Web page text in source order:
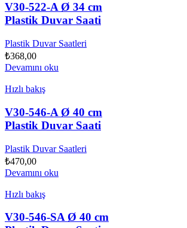
V30-522-A Ø 34 cm
Plastik Duvar Saati
Plastik Duvar Saatleri
₺368,00
Devamını oku
Hızlı bakış
V30-546-A Ø 40 cm
Plastik Duvar Saati
Plastik Duvar Saatleri
₺470,00
Devamını oku
Hızlı bakış
V30-546-SA Ø 40 cm